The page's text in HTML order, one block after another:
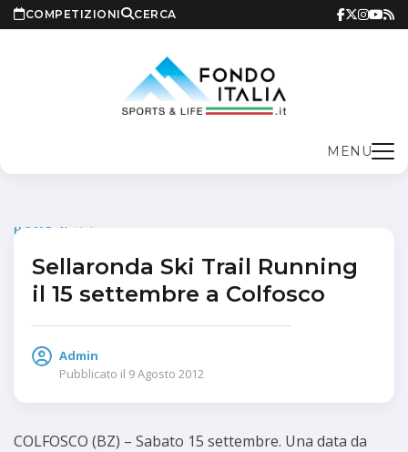
COMPETIZIONI CERCA
MENU
HOME Notizie
Sellaronda Ski Trail Running
il 15 settembre a Colfosco
Admin
Pubblicato il 9 Agosto 2012
COLFOSCO (BZ) – Sabato 15 settembre. Una data da